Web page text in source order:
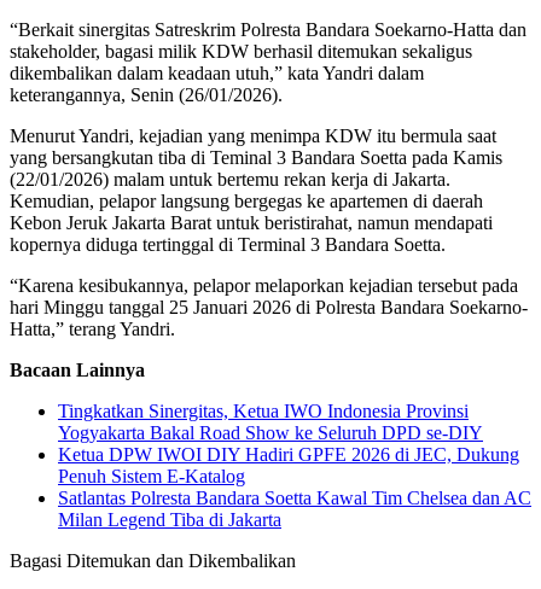
“Berkait sinergitas Satreskrim Polresta Bandara Soekarno-Hatta dan
stakeholder, bagasi milik KDW berhasil ditemukan sekaligus
dikembalikan dalam keadaan utuh,” kata Yandri dalam
keterangannya, Senin (26/01/2026).
Menurut Yandri, kejadian yang menimpa KDW itu bermula saat
yang bersangkutan tiba di Teminal 3 Bandara Soetta pada Kamis
(22/01/2026) malam untuk bertemu rekan kerja di Jakarta.
Kemudian, pelapor langsung bergegas ke apartemen di daerah
Kebon Jeruk Jakarta Barat untuk beristirahat, namun mendapati
kopernya diduga tertinggal di Terminal 3 Bandara Soetta.
“Karena kesibukannya, pelapor melaporkan kejadian tersebut pada
hari Minggu tanggal 25 Januari 2026 di Polresta Bandara Soekarno-
Hatta,” terang Yandri.
Bacaan Lainnya
Tingkatkan Sinergitas, Ketua IWO Indonesia Provinsi
Yogyakarta Bakal Road Show ke Seluruh DPD se-DIY
Ketua DPW IWOI DIY Hadiri GPFE 2026 di JEC, Dukung
Penuh Sistem E-Katalog
Satlantas Polresta Bandara Soetta Kawal Tim Chelsea dan AC
Milan Legend Tiba di Jakarta
Bagasi Ditemukan dan Dikembalikan